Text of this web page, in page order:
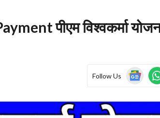
पीएम विश्वकर्मा
Follow Us